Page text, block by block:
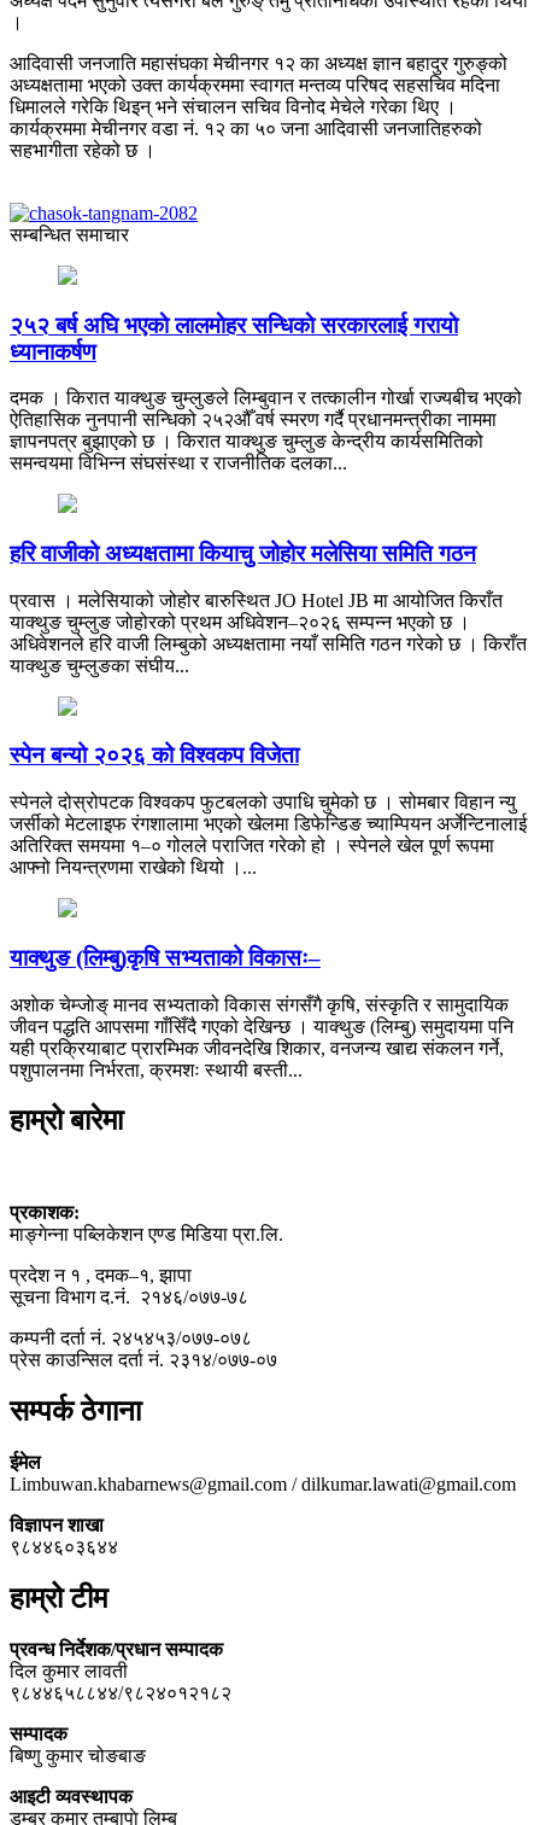
।
आदिवासी जनजाति महासंघका मेचीनगर १२ का अध्यक्ष ज्ञान बहादुर गुरुङ्को
अध्यक्षतामा भएको उक्त कार्यक्रममा स्वागत मन्तव्य परिषद सहसचिव मदिना
धिमालले गरेकि थिइन् भने संचालन सचिव विनोद मेचेले गरेका थिए ।
कार्यक्रममा मेचीनगर वडा नं. १२ का ५० जना आदिवासी जनजातिहरुको
सहभागीता रहेको छ ।
सम्बन्धित समाचार
२५२ बर्ष अघि भएकाे लालमाेहर सन्धिकाे सरकारलाई गरायाे
ध्यानाकर्षण
दमक । किरात याक्थुङ चुम्लुङले लिम्बुवान र तत्कालीन गोर्खा राज्यबीच भएको
ऐतिहासिक नुनपानी सन्धिको २५२औँ वर्ष स्मरण गर्दै प्रधानमन्त्रीका नाममा
ज्ञापनपत्र बुझाएको छ । किरात याक्थुङ चुम्लुङ केन्द्रीय कार्यसमितिको
समन्वयमा विभिन्न संघसंस्था र राजनीतिक दलका...
हरि वाजीको अध्यक्षतामा कियाचु जोहोर मलेसिया समिति गठन
प्रवास । मलेसियाको जोहोर बारुस्थित JO Hotel JB मा आयोजित किराँत
याक्थुङ चुम्लुङ जोहोरको प्रथम अधिवेशन–२०२६ सम्पन्न भएको छ ।
अधिवेशनले हरि वाजी लिम्बुको अध्यक्षतामा नयाँ समिति गठन गरेको छ । किराँत
याक्थुङ चुम्लुङका संघीय...
स्पेन बन्यो २०२६ को विश्वकप विजेता
स्पेनले दोस्रोपटक विश्वकप फुटबलको उपाधि चुमेको छ । सोमबार विहान न्यु
जर्सीको मेटलाइफ रंगशालामा भएको खेलमा डिफेन्डिङ च्याम्पियन अर्जेन्टिनालाई
अतिरिक्त समयमा १–० गोलले पराजित गरेको हो । स्पेनले खेल पूर्ण रूपमा
आफ्नो नियन्त्रणमा राखेको थियो ।...
याक्थुङ (लिम्बु)कृषि सभ्यताको विकासः–
अशाेक चेम्जाेङ् मानव सभ्यताको विकास संगसँगै कृषि, संस्कृति र सामुदायिक
जीवन पद्धति आपसमा गाँसिँदै गएको देखिन्छ । याक्थुङ (लिम्बु) समुदायमा पनि
यही प्रक्रियाबाट प्रारम्भिक जीवनदेखि शिकार, वनजन्य खाद्य संकलन गर्ने,
पशुपालनमा निर्भरता, क्रमशः स्थायी बस्ती...
हाम्रो बारेमा
प्रकाशक:
माङ्गेन्ना पब्लिकेशन एण्ड मिडिया प्रा.लि.
प्रदेश न १ , दमक–१, झापा
सूचना विभाग द.नं. २१४६/०७७-७८
कम्पनी दर्ता नं. २४५४५३/०७७-०७८
प्रेस काउन्सिल दर्ता नं. २३१४/०७७-०७
सम्पर्क ठेगाना
ईमेल
Limbuwan.khabarnews@gmail.com / dilkumar.lawati@gmail.com
विज्ञापन शाखा
९८४४६०३६४४
हाम्रो टीम
प्रवन्ध निर्देशक/प्रधान सम्पादक
दिल कुमार लावती
९८४४६५८८४४/९८२४०१२१८२
सम्पादक
बिष्णु कुमार चोङबाङ
आइटी व्यवस्थापक
डम्बर कुमार तुम्बापाे लिम्बु